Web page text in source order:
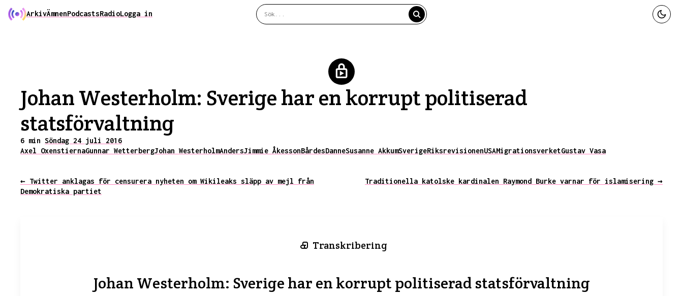
ArkivÄmnenPodcastsRadioLogga in
Johan Westerholm: Sverige har en korrupt politiserad
statsförvaltning
6 min Söndag 24 juli 2016
Axel OxenstiernaGunnar WetterbergJohan WesterholmAndersJimmie ÅkessonBårdesDanneSusanne AkkumSverigeRiksrevisionenUSAMigrationsverketGustav Vasa
← Twitter anklagas för censurera nyheten om Wikileaks släpp av mejl från
Demokratiska partiet
Traditionella katolske kardinalen Raymond Burke varnar för islamisering →
Transkribering
Johan Westerholm: Sverige har en korrupt politiserad statsförvaltning